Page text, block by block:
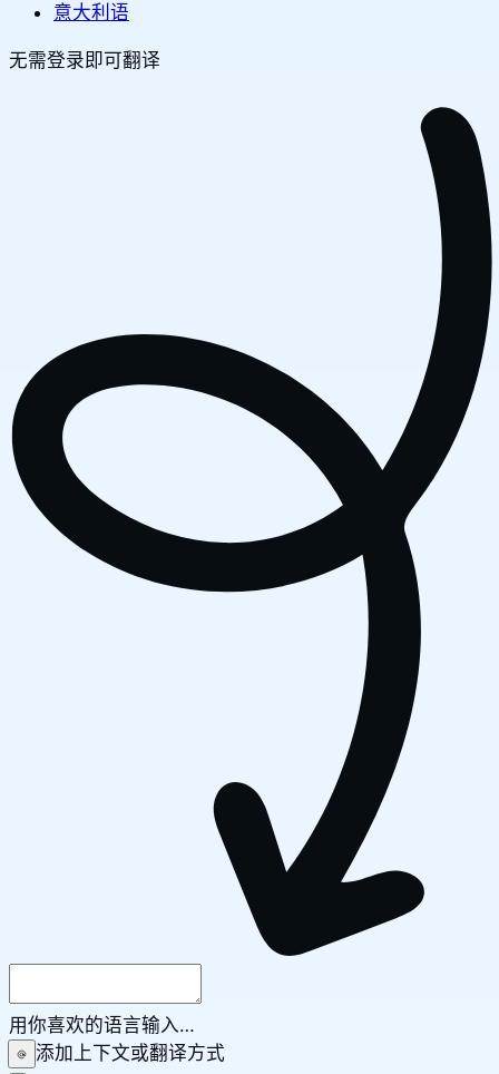
意大利语
无需登录即可翻译
用你喜欢的语言输入…
添加上下文或翻译方式